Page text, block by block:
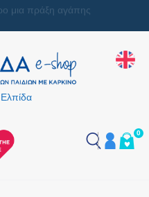
μια πράξη αγάπης
0